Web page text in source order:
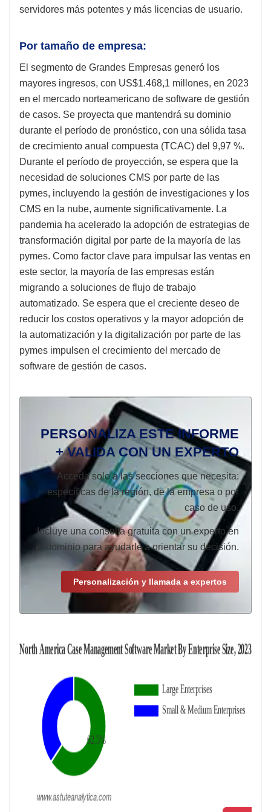
servidores más potentes y más licencias de usuario.
Por tamaño de empresa:
El segmento de Grandes Empresas generó los
mayores ingresos, con US$1.468,1 millones, en 2023
en el mercado norteamericano de software de gestión
de casos. Se proyecta que mantendrá su dominio
durante el período de pronóstico, con una sólida tasa
de crecimiento anual compuesta (TCAC) del 9,97 %.
Durante el período de proyección, se espera que la
necesidad de soluciones CMS por parte de las
pymes, incluyendo la gestión de investigaciones y los
CMS en la nube, aumente significativamente. La
pandemia ha acelerado la adopción de estrategias de
transformación digital por parte de la mayoría de las
pymes. Como factor clave para impulsar las ventas en
este sector, la mayoría de las empresas están
migrando a soluciones de flujo de trabajo
automatizado. Se espera que el creciente deseo de
reducir los costos operativos y la mayor adopción de
la automatización y la digitalización por parte de las
pymes impulsen el crecimiento del mercado de
software de gestión de casos.
PERSONALIZA ESTE INFORME
+ VALIDA CON UN EXPERTO
Acceda solo a las secciones que necesita:
específicas de la región, de la empresa o por
caso de uso.
Incluye una consulta gratuita con un experto en
el dominio para ayudarle a orientar su decisión.
Personalización y llamada a expertos